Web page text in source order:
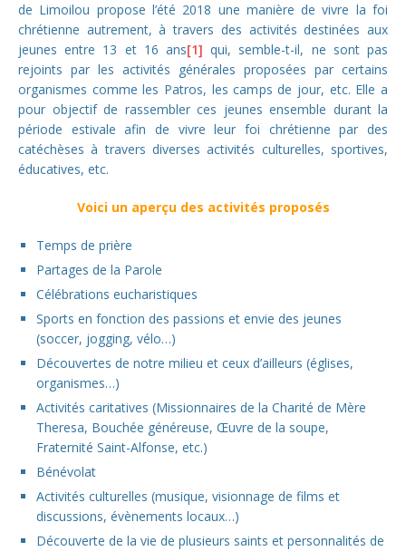
de Limoilou propose l’été 2018 une manière de vivre la foi
chrétienne autrement, à travers des activités destinées aux
jeunes entre 13 et 16 ans[1] qui, semble-t-il, ne sont pas
rejoints par les activités générales proposées par certains
organismes comme les Patros, les camps de jour, etc. Elle a
pour objectif de rassembler ces jeunes ensemble durant la
période estivale afin de vivre leur foi chrétienne par des
catéchèses à travers diverses activités culturelles, sportives,
éducatives, etc.
Voici un aperçu des activités proposés
Temps de prière
Partages de la Parole
Célébrations eucharistiques
Sports en fonction des passions et envie des jeunes
(soccer, jogging, vélo…)
Découvertes de notre milieu et ceux d’ailleurs (églises,
organismes…)
Activités caritatives (Missionnaires de la Charité de Mère
Theresa, Bouchée généreuse, Œuvre de la soupe,
Fraternité Saint-Alfonse, etc.)
Bénévolat
Activités culturelles (musique, visionnage de films et
discussions, évènements locaux…)
Découverte de la vie de plusieurs saints et personnalités de